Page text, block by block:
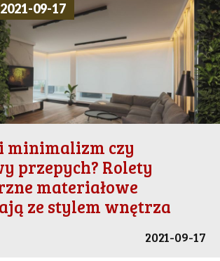
09-17
minimalizm czy
przepych? Rolety
materiałowe
ze stylem wnętrza
2021-09-17